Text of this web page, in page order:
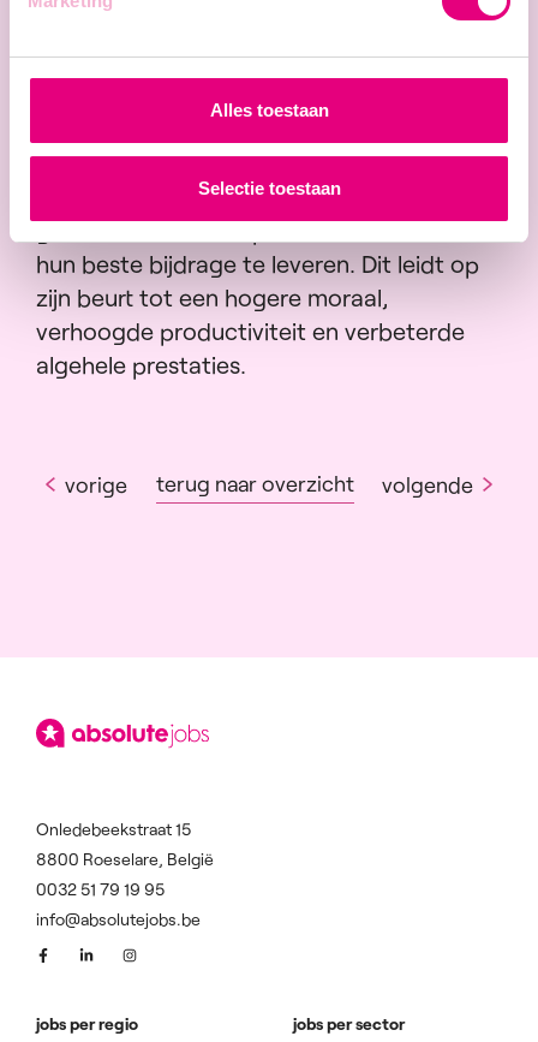
Alles toestaan
Selectie toestaan
werknemers ook om veiligheid in hun
dagelijkse activiteiten te blijven prioriteren.
respect en welzijn, kunnen organisaties een
omgeving creëren waar werknemers zich
gewaardeerd en empowered voelen om
hun beste bijdrage te leveren. Dit leidt op
zijn beurt tot een hogere moraal,
verhoogde productiviteit en verbeterde
algehele prestaties.
vorige terug naar overzicht volgende
Onledebeekstraat 15
8800 Roeselare, België
0032 51 79 19 95
info@absolutejobs.be
jobs per regio jobs per sector